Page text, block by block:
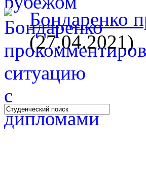
Бондаренко
(27.04.2021)
Studportal.net.ua - неофициальный